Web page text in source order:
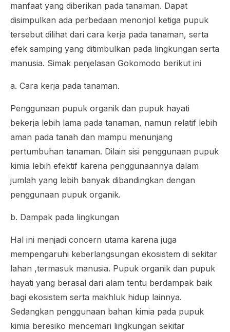
manfaat yang diberikan pada tanaman. Dapat
disimpulkan ada perbedaan menonjol ketiga pupuk
tersebut dilihat dari cara kerja pada tanaman, serta
efek samping yang ditimbulkan pada lingkungan serta
manusia. Simak penjelasan Gokomodo berikut ini
a. Cara kerja pada tanaman.
Penggunaan pupuk organik dan pupuk hayati
bekerja lebih lama pada tanaman, namun relatif lebih
aman pada tanah dan mampu menunjang
pertumbuhan tanaman. Dilain sisi penggunaan pupuk
kimia lebih efektif karena penggunaannya dalam
jumlah yang lebih banyak dibandingkan dengan
penggunaan pupuk organik.
b. Dampak pada lingkungan
Hal ini menjadi concern utama karena juga
mempengaruhi keberlangsungan ekosistem di sekitar
lahan ,termasuk manusia. Pupuk organik dan pupuk
hayati yang berasal dari alam tentu berdampak baik
bagi ekosistem serta makhluk hidup lainnya.
Sedangkan penggunaan bahan kimia pada pupuk
kimia beresiko mencemari lingkungan sekitar